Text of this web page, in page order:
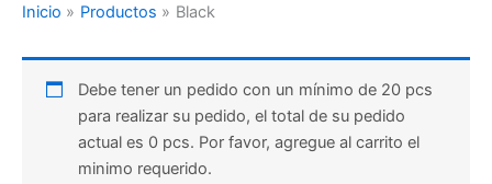
Inicio Productos Black
Debe tener un pedido con un mínimo de 20 pcs
para realizar su pedido, el total de su pedido
actual es 0 pcs. Por favor, agregue al carrito el
minimo requerido.